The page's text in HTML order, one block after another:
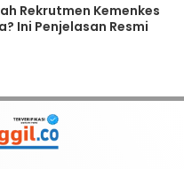
Rekrutmen Kemenkes
Ini Penjelasan Resmi